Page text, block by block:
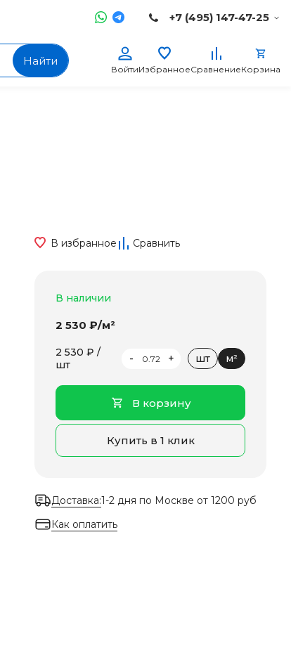
+7 (495) 147-47-25
Найти
ВойтиИзбранноеСравнениеКорзина
В избранное Сравнить
В наличии
2 530 ₽/м²
2 530 ₽ /
шт
- + шт м²
В корзину
Купить в 1 клик
Доставка:1-2 дня по Москве от 1200 руб
Как оплатить